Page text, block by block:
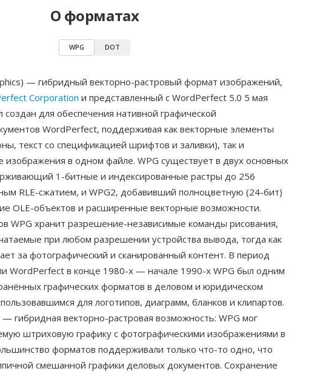
О форматах
WPG DOT
— гибридный векторно-растровый формат изображений,
Corporation и представленный с WordPerfect 5.0 5 мая
для обеспечения нативной графической
WordPerfect, поддерживая как векторные элементы
текст со спецификацией шрифтов и заливки), так и
изображения в одном файле. WPG существует в двух основных
1-битные и индексированные растры до 256
RLE-сжатием, и WPG2, добавивший полноцветную (24-бит)
OLE-объектов и расширенные векторные возможности.
WPG хранит разрешение-независимые команды рисования,
при любом разрешении устройства вывода, тогда как
за фотографический и сканированный контент. В период
WordPerfect в конце 1980-х — начале 1990-х WPG был одним
графических форматов в деловом и юридическом
для логотипов, диаграмм, бланков и клипартов.
гибридная векторно-растровая возможность: WPG мог
штриховую графику с фотографическими изображениями в
форматов поддерживали только что-то одно, что
смешанной графики деловых документов. Сохранение